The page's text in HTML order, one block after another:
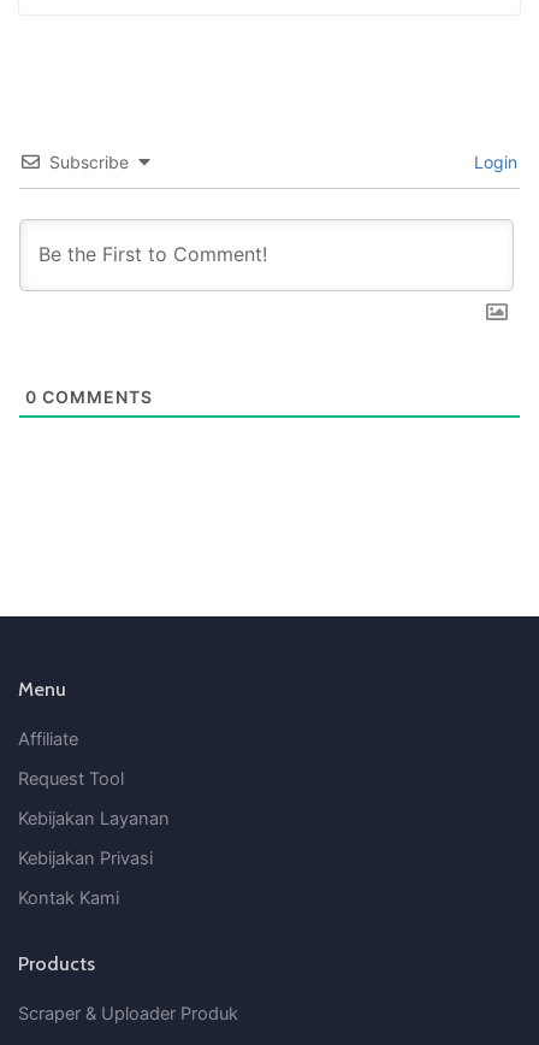
Subscribe Login
0 COMMENTS
Menu
Affiliate
Request Tool
Kebijakan Layanan
Kebijakan Privasi
Kontak Kami
Products
Scraper & Uploader Produk